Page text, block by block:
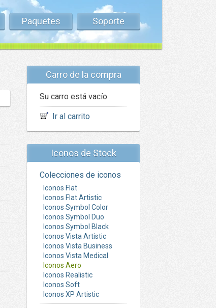
Paquetes Soporte
Carro de la compra
Su carro está vacío
Ir al carrito
Iconos de Stock
Colecciones de iconos
Iconos Flat
Iconos Flat Artistic
Iconos Symbol Color
Iconos Symbol Duo
Iconos Symbol Black
Iconos Vista Artistic
Iconos Vista Business
Iconos Vista Medical
Iconos Aero
Iconos Realistic
Iconos Soft
Iconos XP Artistic